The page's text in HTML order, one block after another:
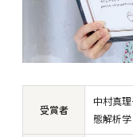
受賞者
中村真
態解析学